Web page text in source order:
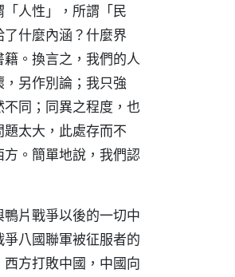
人性」，所謂「民
什麼內涵？什麼界
。換言之，我們的人
另作別論；我只強
同；同異之程度，也
太大，此處存而不
。簡單地說，我們認
片戰爭以後的一切中
八國聯軍被征服者的
方打敗中國，中國向